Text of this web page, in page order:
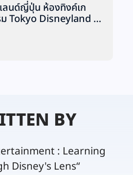
ลนด์ญี่ปุ่น ห้องทิงค์เก
ม Tokyo Disneyland …
BY
: Learning
Disney's Lens“